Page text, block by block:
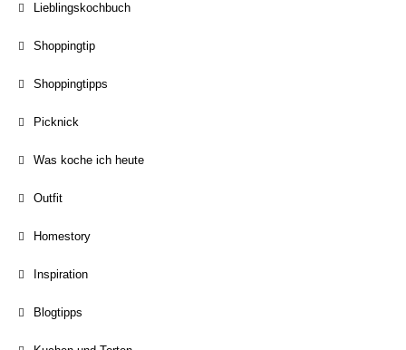
Lieblingskochbuch
Shoppingtip
Shoppingtipps
Picknick
Was koche ich heute
Outfit
Homestory
Inspiration
Blogtipps